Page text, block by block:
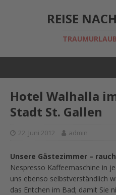
REISE
Hotel Walhalla
Stadt St. Gallen
22. Juni 2012 admin
Unsere Gästezimmer –
Nespresso Kaffeemaschine in
uns ebenso selbstverständlich
das Entchen im Bad; damit Sie